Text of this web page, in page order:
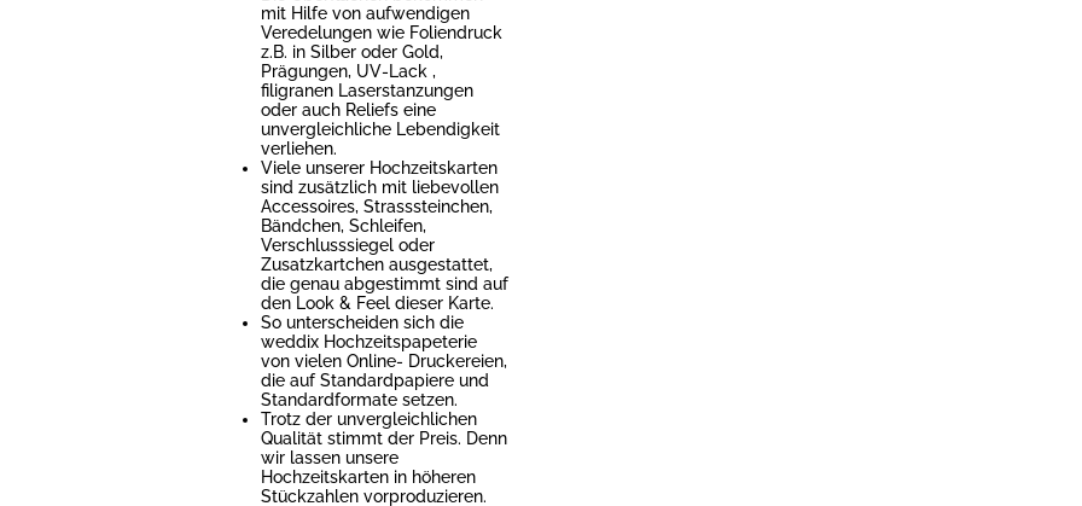
mit Hilfe von aufwendigen
Veredelungen wie Foliendruck
z.B. in Silber oder Gold,
Prägungen, UV-Lack ,
filigranen Laserstanzungen
oder auch Reliefs eine
unvergleichliche Lebendigkeit
verliehen.
Viele unserer Hochzeitskarten
sind zusätzlich mit liebevollen
Accessoires, Strasssteinchen,
Bändchen, Schleifen,
Verschlusssiegel oder
Zusatzkartchen ausgestattet,
die genau abgestimmt sind auf
den Look & Feel dieser Karte.
So unterscheiden sich die
weddix Hochzeitspapeterie
von vielen Online- Druckereien,
die auf Standardpapiere und
Standardformate setzen.
Trotz der unvergleichlichen
Qualität stimmt der Preis. Denn
wir lassen unsere
Hochzeitskarten in höheren
Stückzahlen vorproduzieren.